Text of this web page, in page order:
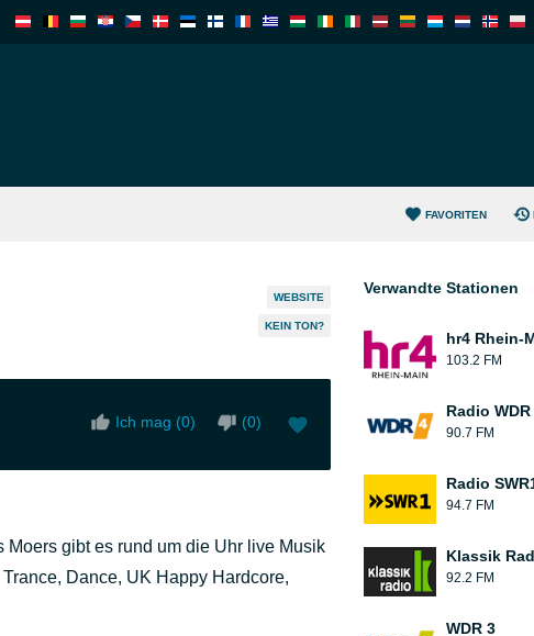
FAVORITEN
WEBSITE
KEIN TON?
Ich mag (0) (0)
Moers gibt es rund um die Uhr live Musik
Dance, UK Happy Hardcore,
Verwandte Stationen
hr4 Rhein-
103.2 FM
Radio WDR
90.7 FM
Radio
94.7 FM
Klassik
92.2 FM
WDR 3